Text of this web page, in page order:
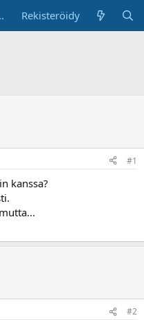
Rekisteröidy
#1
kanssa?
#2